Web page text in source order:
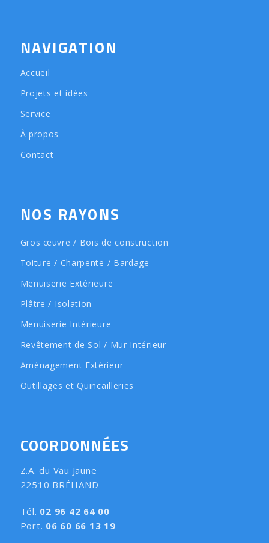
NAVIGATION
Accueil
Projets et idées
Service
À propos
Contact
NOS RAYONS
Gros œuvre / Bois de construction
Toiture / Charpente / Bardage
Menuiserie Extérieure
Plâtre / Isolation
Menuiserie Intérieure
Revêtement de Sol / Mur Intérieur
Aménagement Extérieur
Outillages et Quincailleries
COORDONNÉES
Z.A. du Vau Jaune
22510 BRÉHAND
Tél. 02 96 42 64 00
Port. 06 60 66 13 19